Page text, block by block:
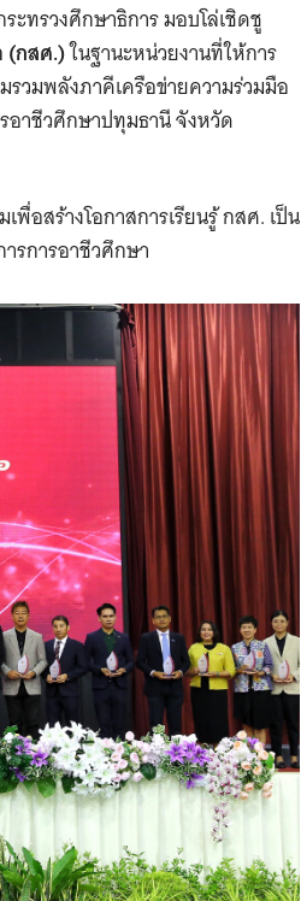
ะทรวงศึกษาธิการ มอบโล่เชิดชู
(กสศ.)ในฐานะหน่วยงานที่ให้การ
วมพลังภาคีเครือข่ายความร่วมมือ
าชีวศึกษาปทุมธานี จังหวัด
อสร้างโอกาสการเรียนรู้ กสศ. เป็น
รการอาชีวศึกษา